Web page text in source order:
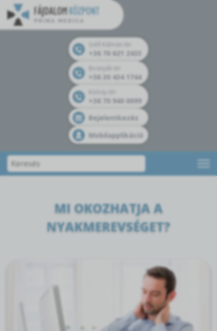
+36 70 621 2433
+36 30 434 1744
+36 70 940 0099
Bejelentkezés
Mobilapplikáció
MI OKOZHATJA A
NYAKMEREVSÉGET?